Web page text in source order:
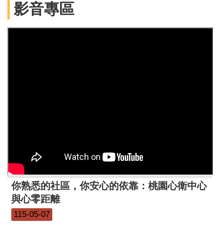
影音專區
你熟悉的社區，你安心的依靠：桃園心衛中心
與心零距離
115-05-07